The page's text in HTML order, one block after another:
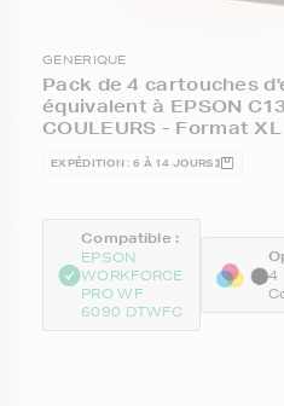
GENERIQUE
Pack de 4 cartouches
équivalent à EPSON
COULEURS - Format XL
EXPÉDITION : 6 À 14 JOURS
Compatible :
EPSON
WORKFORCE
PRO WF
6090 DTWFC
4